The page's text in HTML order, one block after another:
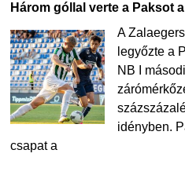
Három góllal verte a Paksot
A
legyőzte a
NB I
idényben.
csapat a